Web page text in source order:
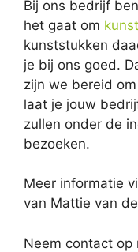
Bij ons bedrijf
het gaat om
kunststukken
je bij ons goed.
zijn we bereid
laat je jouw
zullen onder de
bezoeken.
Meer informatie
van Mattie van
Neem contact op